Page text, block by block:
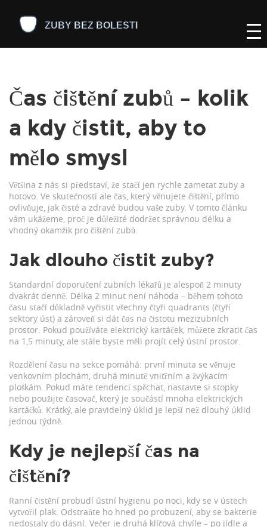
Čas čištění zubů – kolik
a kdy čistit, aby to
mělo smysl
Většina z nás si představí, že stačí jen rychle zametat zuby a
hotovo. Ve skutečnosti ale čas, který věnujete čištění, přímo
ovlivňuje, jak čisté a zdravé budou vaše zuby. V tomto článku
vám ukážeme, proč je důležité dodržet správnou délku a
vhodný okamžik pro čištění zubů.
Jak dlouho čistit zuby?
Standardní doporučení zubních lékařů je alespoň 2 minuty
dvakrát denně. Délka 2 minut není náhoda – během tohoto
času stačí důkladně vyčistit všechny čtyři quadrants (čtyři
sektory úst) a zároveň si dát čas na čistotu mezizubních
prostor. Pokud používáte elektrický kartáček, můžete zkratit čas
na 1,5 minuty, ale stále byste měli projít celý ústní prostor.
Rozdělení času na sekce pomáhá: první minuta se věnuje
venkovním plochám, druhá minutě vnitřním a žvýkacím
ploškám. Pokud máte tendenci spěchat, nastavte si stopky
nebo použijte časovač, který je součástí mnoha elektrických
kartáčků. Krátký, ale pravidelný úklid je lepší než dlouhý úklid
jednou týdně.
Kdy je nejlepší čas na
čištění?
Ranní čistění probudí ústní hygienu po noci, kdy se v ústech
vytvořil plak. Odstraňte ho hned po probuzení, aby se bakterie
nedostaly do dásní. Večer je druhá klíčová chvíle – po jídle a